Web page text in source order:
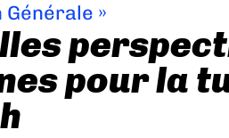
Générale »
pour la